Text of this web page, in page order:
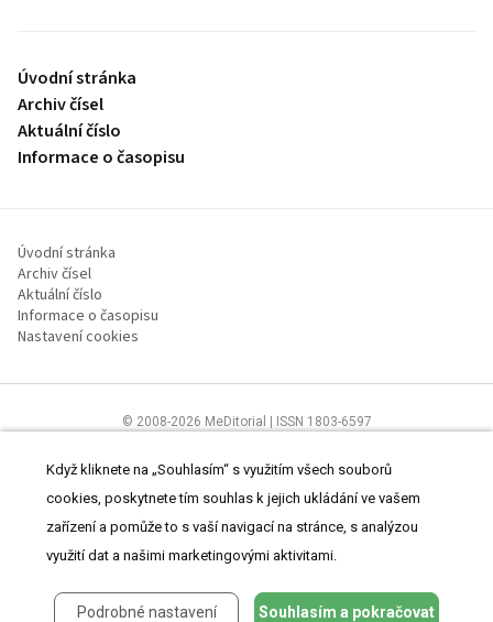
Úvodní stránka
Archiv čísel
Aktuální číslo
Informace o časopisu
Úvodní stránka
Archiv čísel
Aktuální číslo
Informace o časopisu
Nastavení cookies
© 2008-2026 MeDitorial | ISSN 1803-6597
zdravotnictví.Čtěte prohlášeníaZásady zpracování osobních údajů
Když kliknete na „Souhlasím“ s využitím všech souborů
cookies, poskytnete tím souhlas k jejich ukládání ve vašem
zařízení a pomůže to s vaší navigací na stránce, s analýzou
využití dat a našimi marketingovými aktivitami.
Podrobné nastavení Souhlasím a pokračovat